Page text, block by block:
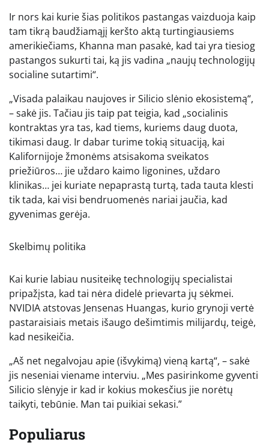
Ir nors kai kurie šias politikos pastangas vaizduoja kaip
tam tikrą baudžiamąjį keršto aktą turtingiausiems
amerikiečiams, Khanna man pasakė, kad tai yra tiesiog
pastangos sukurti tai, ką jis vadina „naujų technologijų
socialine sutartimi“.
„Visada palaikau naujoves ir Silicio slėnio ekosistemą“,
– sakė jis. Tačiau jis taip pat teigia, kad „socialinis
kontraktas yra tas, kad tiems, kuriems daug duota,
tikimasi daug. Ir dabar turime tokią situaciją, kai
Kalifornijoje žmonėms atsisakoma sveikatos
priežiūros… jie uždaro kaimo ligonines, uždaro
klinikas… jei kuriate nepaprastą turtą, tada tauta klesti
tik tada, kai visi bendruomenės nariai jaučia, kad
gyvenimas gerėja.
Skelbimų politika
Kai kurie labiau nusiteikę technologijų specialistai
pripažįsta, kad tai nėra didelė prievarta jų sėkmei.
NVIDIA atstovas Jensenas Huangas, kurio grynoji vertė
pastaraisiais metais išaugo dešimtimis milijardų, teigė,
kad nesikeičia.
„Aš net negalvojau apie (išvykimą) vieną kartą“, – sakė
jis neseniai viename interviu. „Mes pasirinkome gyventi
Silicio slėnyje ir kad ir kokius mokesčius jie norėtų
taikyti, tebūnie. Man tai puikiai sekasi.”
Populiarus